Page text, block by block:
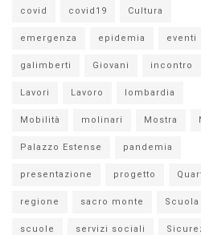
covid covid19 Cultura
emergenza epidemia eventi
galimberti Giovani incontro
Lavori Lavoro lombardia
Mobilità molinari Mostra
Palazzo Estense pandemia
presentazione progetto
regione sacro monte Scuola
scuole servizi sociali